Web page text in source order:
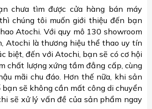
chưa tìm được cửa hàng bán máy
chúng tôi muốn giới thiệu đến bạn
Atochi. Với quy mô 130 showroom
Atochi là thương hiệu thể thao uy tín
biệt, đến với Atochi, bạn sẽ có cơ hội
chất lượng xứng tầm đẳng cấp, cùng
mãi chu đáo. Hơn thế nữa, khi sản
sẽ không cần mất công di chuyển
sẽ xử lý vấn đề của sản phẩm ngay